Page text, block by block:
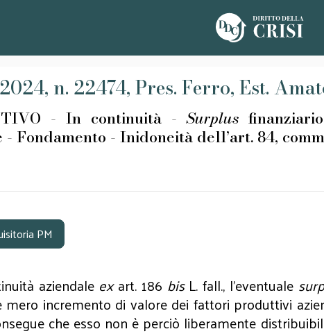
n. 22474, Pres. Ferro, Est.
- In continuità -Surplus
Fondamento - Inidoneità dell’art. 84,
PM
aziendale exart. 186 bisL. fall., l’eventuale
mero incremento di valore dei fattori produttivi
che esso non è perciò liberamente